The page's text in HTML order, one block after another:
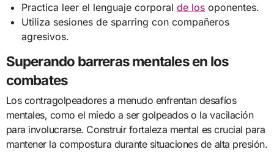
Practica leer el lenguaje corporalde los oponentes.
Utiliza sesiones de sparring con compañeros
agresivos.
Superando barreras mentales en los
combates
Los contragolpeadores a menudo enfrentan desafíos
mentales, como el miedo a ser golpeados o la vacilación
para involucrarse. Construir fortaleza mental es crucial para
mantener la compostura durante situaciones de alta presión.